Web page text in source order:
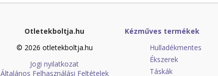
Otletekboltja.hu
© 2026 otletekboltja.hu
Jogi nyilatkozat
Általános Felhasználási Feltételek
Kézműves termékek
Hulladékmentes
Ékszerek
Táskák